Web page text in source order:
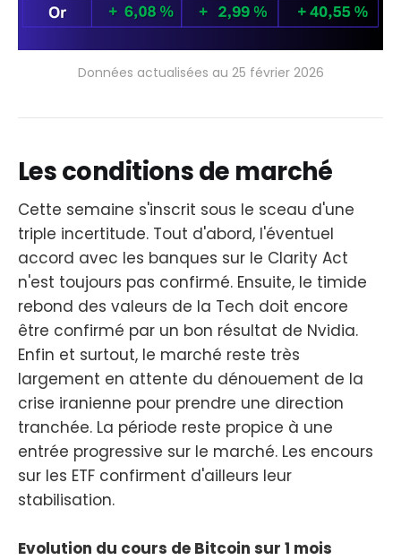
Données actualisées au 25 février 2026
Les conditions de marché
Cette semaine s'inscrit sous le sceau d'une
triple incertitude. Tout d'abord, l'éventuel
accord avec les banques sur le Clarity Act
n'est toujours pas confirmé. Ensuite, le timide
rebond des valeurs de la Tech doit encore
être confirmé par un bon résultat de Nvidia.
Enfin et surtout, le marché reste très
largement en attente du dénouement de la
crise iranienne pour prendre une direction
tranchée. La période reste propice à une
entrée progressive sur le marché. Les encours
sur les ETF confirment d'ailleurs leur
stabilisation.
Evolution du cours de Bitcoin sur 1 mois